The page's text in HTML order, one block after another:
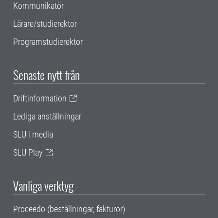
Kommunikatör
Lärare/studierektor
Programstudierektor
Senaste nytt från
Driftinformation
Lediga anställningar
SLU i media
SLU Play
Vanliga verktyg
Proceedo (beställningar, fakturor)